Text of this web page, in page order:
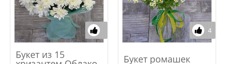
Букет из 15
4
Букет ромашек